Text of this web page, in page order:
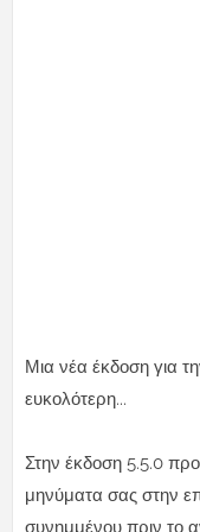
Μια νέα έκδοση για
ευκολότερη...
Στην έκδοση 5.5.0
μηνύματα σας στην
συνημμένου πριν το